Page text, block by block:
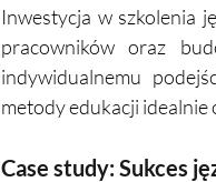
Inwestycja w szkolenia
pracowników oraz
indywidualnemu
metody edukacji idealnie
Case study: Sukces